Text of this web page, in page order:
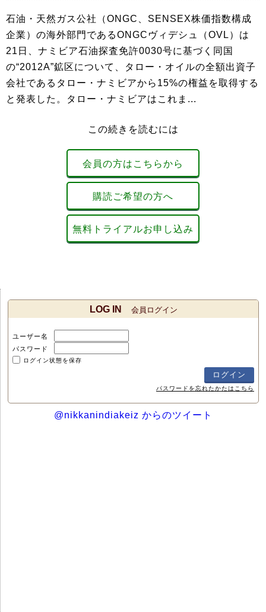
石油・天然ガス公社（ONGC、SENSEX株価指数構成
企業）の海外部門であるONGCヴィデシュ（OVL）は
21日、ナミビア石油探査免許0030号に基づく同国
の“2012A”鉱区について、タロー・オイルの全額出資子
会社であるタロー・ナミビアから15%の権益を取得する
と発表した。タロー・ナミビアはこれま...
この続きを読むには
会員の方はこちらから
購読ご希望の方へ
無料トライアルお申し込み
LOG IN 会員ログイン
ユーザー名
パスワード
ログイン状態を保存
パスワードを忘れたかたはこちら
@nikkanindiakeiz からのツイート